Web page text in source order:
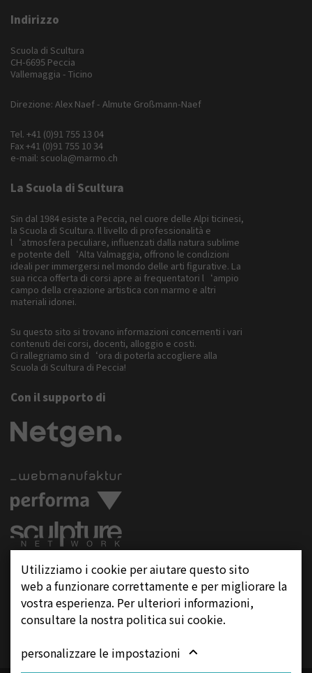
Indirizzo
Scuola di Scultura
CH-6695 Peccia
Vallemaggia - Ticino
Direzione: Alex Naef - Almute Großmann-Naef
Tel. +41 (0)91 755 13 04
Fax +41 (0)91 755 10 34
e-mail: scuola@marmo.ch
La Scuola di Scultura
Sin dal 1984 esiste a Peccia, nel cuore delle Alpi ticinesi,
la Scuola di Scultura. Il livello di professionalità e
l‘atmosfera peculiare, influenzati dalla natura sublime
e potente dell‘Alta Valmaggia, offrono le condizioni
ideali per immergersi nel mondo delle arti figurative. La
sua ricca offerta di corsi apre ai frequentatori l‘ampio
campo della creazione artistica con marmo e altri
materiali idonei.
Su questo sito si trovano informazioni concernenti i vari
contenuti dei corsi, docenti, alloggio e costi.
Ci rallegriamo sin d‘ora di poterla accogliere alla
Scuola di Scultura di Peccia!
Con il supporto di
Seguite ci su
Utilizziamo i cookie per aiutare questo sito
web a funzionare correttamente e per migliorare la
vostra esperienza. Per ulteriori informazioni,
consultare la nostra politica sui cookie.
personalizzare le impostazioni